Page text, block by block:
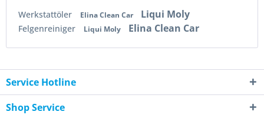
Werkstattöler Elina Clean Car Liqui Moly
Felgenreiniger Liqui Moly Elina Clean Car
Service Hotline
Shop Service